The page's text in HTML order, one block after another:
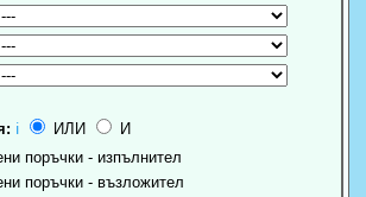
ℹ ИЛИ
И
поръчки - изпълнител
поръчки - възложител